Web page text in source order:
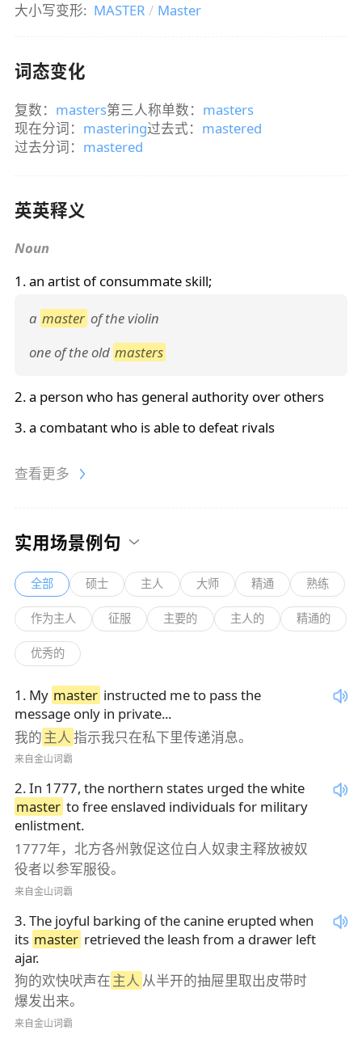
大小写变形: MASTER / Master
词态变化
复数： masters第三人称单数： masters
现在分词： mastering过去式： mastered
过去分词： mastered
英英释义
Noun
1. an artist of consummate skill;
a master of the violin
one of the old masters
2. a person who has general authority over others
3. a combatant who is able to defeat rivals
查看更多
实用场景例句
全部 硕士 主人 大师 精通 熟练
作为主人 征服 主要的 主人的 精通的
优秀的
1 . My master instructed me to pass the
message only in private...
我的主人指示我只在私下里传递消息。
来自金山词霸
2.In 1777, the northern states urged the white
master to free enslaved individuals for military
enlistment.
1777年，北方各州敦促这位白人奴隶主释放被奴
役者以参军服役。
来自金山词霸
3.The joyful barking of the canine erupted when
its master retrieved the leash from a drawer left
ajar.
狗的欢快吠声在主人 从半开的抽屉里取出皮带时
爆发出来。
来自金山词霸